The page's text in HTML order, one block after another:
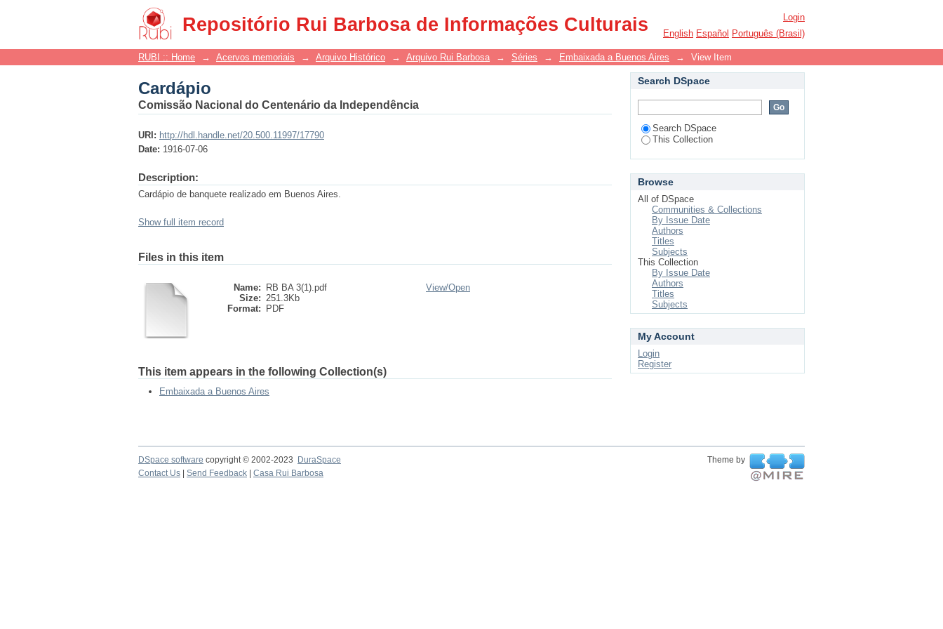
Repositório Rui Barbosa de Informações Culturais
Cardápio
Login
English Español Português (Brasil)
RUBI :: Home → Acervos memoriais → Arquivo Histórico → Arquivo Rui Barbosa → Séries → Embaixada a Buenos Aires → View Item
Cardápio
Comissão Nacional do Centenário da Independência
URI: http://hdl.handle.net/20.500.11997/17790
Date: 1916-07-06
Description:
Cardápio de banquete realizado em Buenos Aires.
Show full item record
Files in this item
Name:
RB BA 3(1).pdf
Size: 251.3Kb
Format:
PDF
View/Open
This item appears in the following Collection(s)
Embaixada a Buenos Aires
Search DSpace
Search DSpace
This Collection
Browse
All of DSpace
Communities & Collections
By Issue Date
Authors
Titles
Subjects
This Collection
By Issue Date
Authors
Titles
Subjects
My Account
Login
Register
DSpace software copyright © 2002-2023 DuraSpace
Theme by
Contact Us
Send Feedback Casa Rui Barbosa